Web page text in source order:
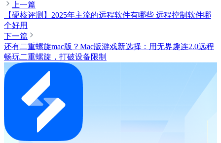
上一篇
【硬核评测】2025年主流的远程软件有哪些 远程控制软件哪
个好用
下一篇
还有二重螺旋mac版？Mac版游戏新选择：用无界趣连2.0远程
畅玩二重螺旋，打破设备限制